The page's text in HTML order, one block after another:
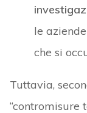
le
che si
Tuttavia,
“contromisure